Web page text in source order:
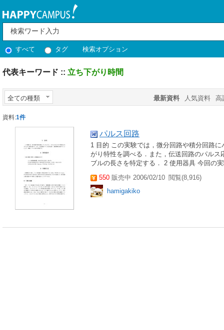
すべて タグ 検索オプション
代表キーワード :: 立ち下がり時間
全ての種類 最新資料 人気資料 高
資料:1件
パルス回路
1 目的 この実験では，微分回路や積分回路
がり特性を調べる．また，伝送回路のパル
ブルの長さを特定する． 2 使用器具 今回の
550 販売中 2006/02/10 閲覧(8,916)
hamigakiko